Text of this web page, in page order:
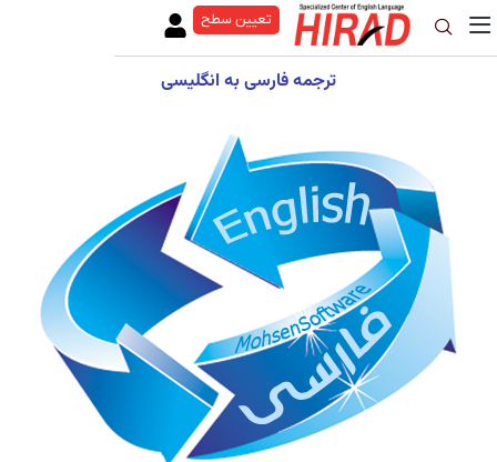
تعیین سطح
ترجمه فارسی به انگلیسی